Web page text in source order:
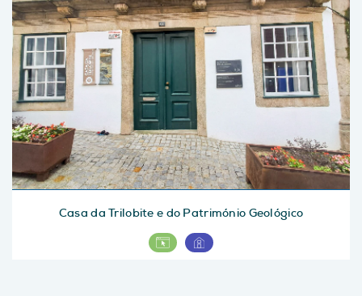
Casa da Trilobite e do Património Geológico